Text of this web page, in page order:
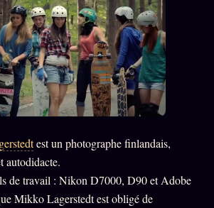
INFOFICTION
12 PRODUITS
est un photographe finlandais,
autodidacte.
de travail : Nikon D7000, D90 et Adobe
Mikko Lagerstedt est obligé de